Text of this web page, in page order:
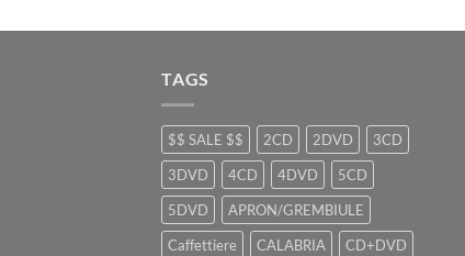
TAGS
$$ SALE $$ 2CD 2DVD
3CD
3DVD
4CD 4DVD
5CD
5DVD
APRON/GREMBIULE
Caffettiere
CALABRIA
CD+DVD